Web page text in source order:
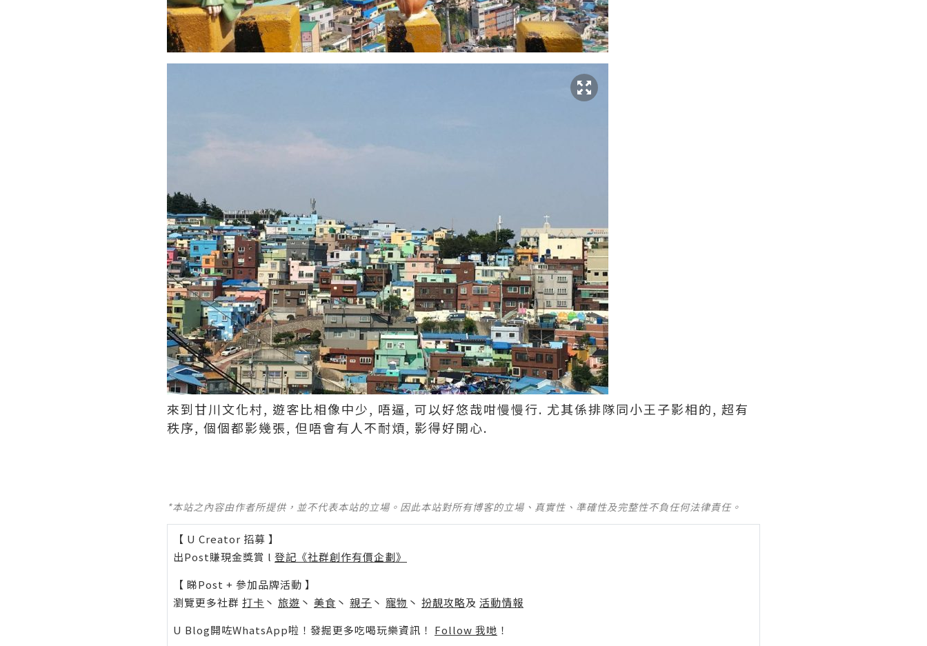
來到甘川文化村, 遊客比相像中少, 唔逼, 可以好悠哉咁慢慢行. 尤其係排隊同小王子影相的, 超有
秩序, 個個都影幾張, 但唔會有人不耐煩, 影得好開心.
*本站之內容由作者所提供，並不代表本站的立場。因此本站對所有博客的立場、真實性、準確性及完整性不負任何法律責任。
【 U Creator 招募 】
出Post賺現金獎賞 l 登記《社群創作有價企劃》
【 睇Post + 參加品牌活動 】
瀏覽更多社群 打卡 丶 旅遊 丶 美食 丶 親子 丶 寵物 丶 扮靚攻略及 活動情報
U Blog開咗WhatsApp啦！發掘更多吃喝玩樂資訊！ Follow 我哋 ！